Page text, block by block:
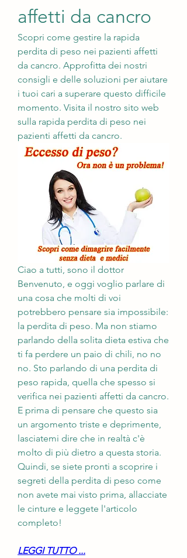
affetti da cancro
Scopri come gestire la rapida
perdita di peso nei pazienti affetti
da cancro. Approfitta dei nostri
consigli e delle soluzioni per aiutare
i tuoi cari a superare questo difficile
momento. Visita il nostro sito web
sulla rapida perdita di peso nei
pazienti affetti da cancro.
Ciao a tutti, sono il dottor
Benvenuto, e oggi voglio parlare di
una cosa che molti di voi
potrebbero pensare sia impossibile:
la perdita di peso. Ma non stiamo
parlando della solita dieta estiva che
ti fa perdere un paio di chili, no no
no. Sto parlando di una perdita di
peso rapida, quella che spesso si
verifica nei pazienti affetti da cancro.
E prima di pensare che questo sia
un argomento triste e deprimente,
lasciatemi dire che in realtà c'è
molto di più dietro a questa storia.
Quindi, se siete pronti a scoprire i
segreti della perdita di peso come
non avete mai visto prima, allacciate
le cinture e leggete l'articolo
completo!
LEGGI TUTTO ...